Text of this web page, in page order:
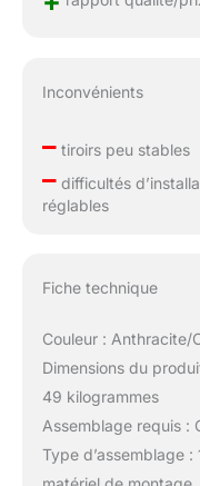
Inconvénients
–tiroirs peu stables
–difficultés
réglables
Fiche technique
Couleur : Anthracite/
Dimensions du
49 kilogrammes
Assemblage requis :
Type d’assemblage